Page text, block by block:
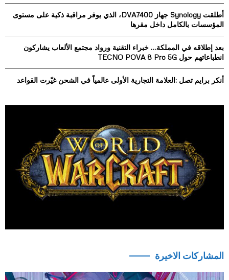
:
C
H
أطلقت Synology جهاز DVA7400، الذي يوفر مراقبة ذكية على مستوى
المؤسسات بالكامل داخل مقرها
بعد إطلاقه في المملكة… خبراء التقنية ورواد مجتمع الألعاب يشاركون
انطباعاتهم حول TECNO POVA 8 Pro 5G
أنكر برايم تصل :العلامة التجارية الأولى عالمياً في الشحن غيّرت القواعد
المشاركات الاخيرة